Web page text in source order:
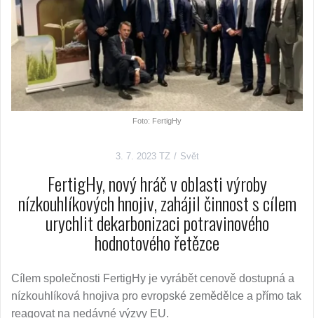
Foto: FertigHy
3. 7. 2023 TZ Svět
FertigHy, nový hráč v oblasti výroby
nízkouhlíkových hnojiv, zahájil činnost s cílem
urychlit dekarbonizaci potravinového
hodnotového řetězce
Cílem společnosti FertigHy je vyrábět cenově dostupná a
nízkouhlíková hnojiva pro evropské zemědělce a přímo tak
reagovat na nedávné výzvy EU.